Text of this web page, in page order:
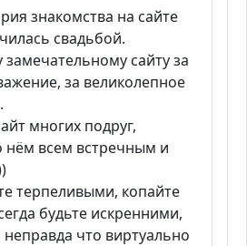
знакомства на сайте
свадьбой.
сайту за
за великолепное
многих подруг,
нём всем встречным и
терпеливыми, копайте
будьте искренними,
что виртуально